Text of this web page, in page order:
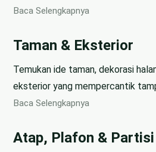
Baca Selengkapnya
Taman & Eksterior
Temukan ide taman, dekorasi
eksterior yang mempercantik
Baca Selengkapnya
Atap, Plafon & Partisi